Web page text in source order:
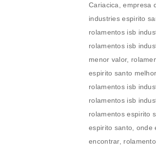
Cariacica, empresa
industries espirito
rolamentos isb
rolamentos isb
menor valor,
espirito santo
rolamentos isb
rolamentos isb
rolamentos espirito
espirito santo, onde
encontrar,